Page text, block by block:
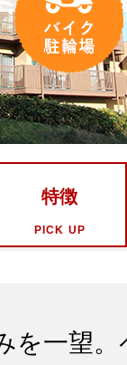
特徴
PICK UP
を一望